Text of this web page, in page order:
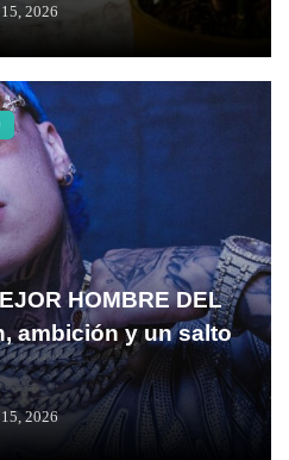
2026
HOMBRE DEL
ambición y un salto
2026